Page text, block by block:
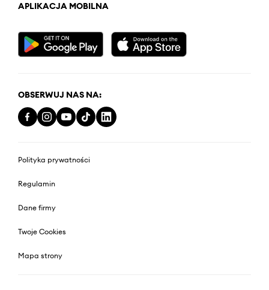
APLIKACJA MOBILNA
OBSERWUJ NAS NA:
Polityka prywatności
Regulamin
Dane firmy
Twoje Cookies
Mapa strony